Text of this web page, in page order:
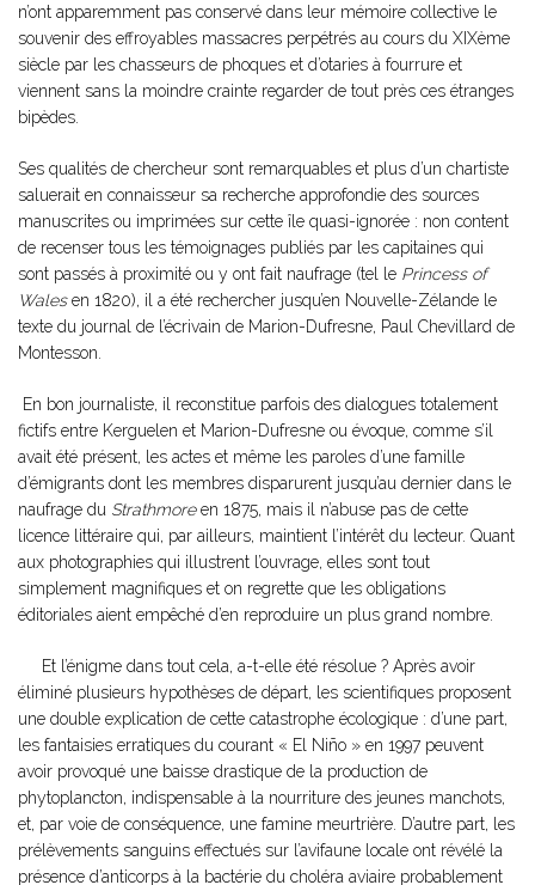
n’ont apparemment pas conservé dans leur mémoire collective le
souvenir des effroyables massacres perpétrés au cours du XIXème
siècle par les chasseurs de phoques et d’otaries à fourrure et
viennent sans la moindre crainte regarder de tout près ces étranges
bipèdes.
Ses qualités de chercheur sont remarquables et plus d’un chartiste
saluerait en connaisseur sa recherche approfondie des sources
manuscrites ou imprimées sur cette île quasi-ignorée : non content
de recenser tous les témoignages publiés par les capitaines qui
sont passés à proximité ou y ont fait naufrage (tel le Princess of
Walesen 1820), il a été rechercher jusqu’en Nouvelle-Zélande le
texte du journal de l’écrivain de Marion-Dufresne, Paul Chevillard de
Montesson.
En bon journaliste, il reconstitue parfois des dialogues totalement
fictifs entre Kerguelen et Marion-Dufresne ou évoque, comme s’il
avait été présent, les actes et même les paroles d’une famille
d’émigrants dont les membres disparurent jusqu’au dernier dans le
naufrage du Strathmoreen 1875, mais il n’abuse pas de cette
licence littéraire qui, par ailleurs, maintient l’intérêt du lecteur. Quant
aux photographies qui illustrent l’ouvrage, elles sont tout
simplement magnifiques et on regrette que les obligations
éditoriales aient empêché d’en reproduire un plus grand nombre.
Et l’énigme dans tout cela, a-t-elle été résolue ? Après avoir
éliminé plusieurs hypothèses de départ, les scientifiques proposent
une double explication de cette catastrophe écologique : d’une part,
les fantaisies erratiques du courant « El Niño » en 1997 peuvent
avoir provoqué une baisse drastique de la production de
phytoplancton, indispensable à la nourriture des jeunes manchots,
et, par voie de conséquence, une famine meurtrière. D’autre part, les
prélèvements sanguins effectués sur l’avifaune locale ont révélé la
présence d’anticorps à la bactérie du choléra aviaire probablement